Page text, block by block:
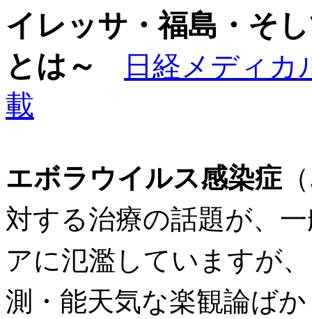
イレッサ・福島・そ
とは～
日経メディ
載
エボラウイルス感染症 （
対する治療の話題が、
アに氾濫していますが
測・能天気な楽観論ば